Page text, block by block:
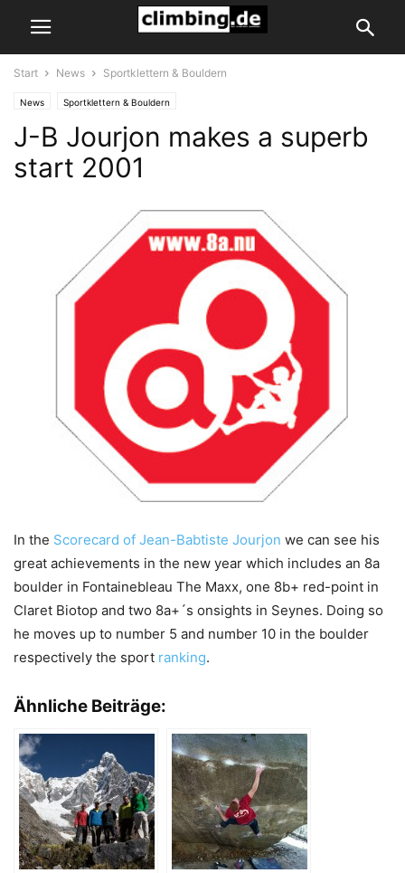
Start News Sportklettern & Bouldern
News Sportklettern & Bouldern
J-B Jourjon makes a superb
start 2001
In the Scorecard of Jean-Babtiste Jourjon we can see his
great achievements in the new year which includes an 8a
boulder in Fontainebleau The Maxx, one 8b+ red-point in
Claret Biotop and two 8a+´s onsights in Seynes. Doing so
he moves up to number 5 and number 10 in the boulder
respectively the sport ranking.
Ähnliche Beiträge: